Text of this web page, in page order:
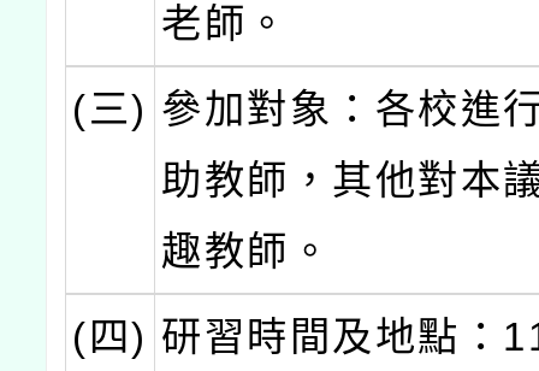
老師。
(三) 參加對象：各校進
助教師，其他對本
趣教師。
(四) 研習時間及地點：